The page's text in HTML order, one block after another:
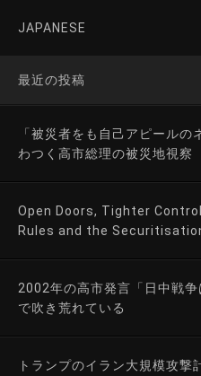
JAPANESE
最近の投稿
「被災者をも自己アピール
わつく高市総理の被災地視察
Open Doors, Tighter
Rules and the
2002年の高市発言「日中戦
で吹き荒れている
トランプのイラン大規模攻